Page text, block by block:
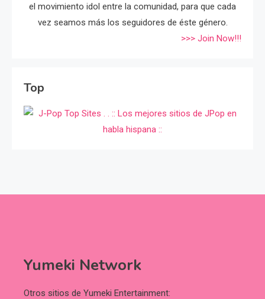
el movimiento idol entre la comunidad, para que cada
vez seamos más los seguidores de éste género.
>>> Join Now!!!
Top
Yumeki Network
Otros sitios de Yumeki Entertainment: